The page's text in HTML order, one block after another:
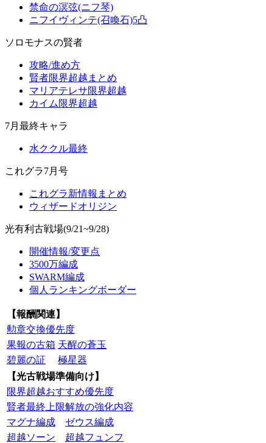
禁命の溟弦(ニフ琴)
ニフイヴィンテ(召喚石)5凸
ソロモナスの賢者
攻略/進め方
賢者限界超越まとめ
マリアテレサ限界超越
カイム限界超越
7月最終キャラ
水ククル最終
これグラ7月号
これグラ新情報まとめ
ウィザードオリジン
光有利古戦場(9/21~9/28)
開催情報/変更点
3500万編成
SWARM編成
個人ランキングボーダー
【報酬関連】
勲章交換優先度
果報の古箱 天醒の蒼玉
碧麗の証
極星器
【光古戦場準備向け】
限界超越おすすめ優先度
賢者最終上限解放の強化内容
マグナ編成
ゼウス編成
超越ソーン
超越フュンフ